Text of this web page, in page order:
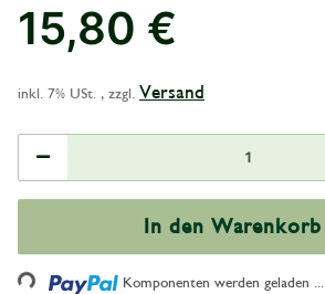
15,80 €
inkl. 7% USt. , zzgl. Versand
In den Warenkorb
Loading... Komponenten werden geladen ...